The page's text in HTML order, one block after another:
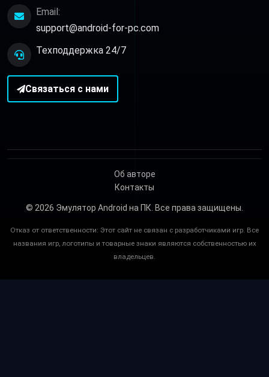
Email:
support@android-for-pc.com
Техподдержка 24/7
Связаться с нами
Об авторе
Контакты
© 2026 Эмулятор Android на ПК. Все права защищены.
Отказ от ответственности: Этот сайт не связан с разработчиками игр. Все
названия игр, логотипы и товарные знаки являются собственностью их
владельцев.